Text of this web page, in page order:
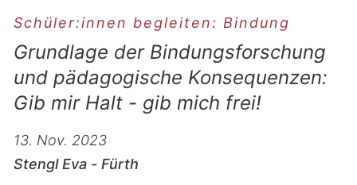
Schüler:innen begleiten: Bindung
Grundlage der Bindungsforschung
und pädagogische Konsequenzen:
Gib mir Halt - gib mich frei!
13. Nov. 2023
Stengl Eva - Fürth